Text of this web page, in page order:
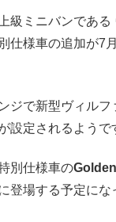
級ミニバンである
仕様車の追加が7
ジで新型ヴィル
設定されるようで
別仕様車の
登場する予定にな